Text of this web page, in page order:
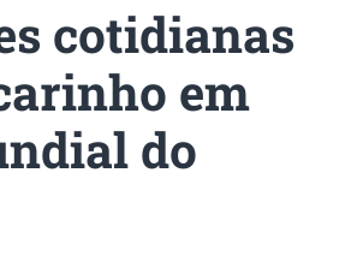
cotidianas
em
do